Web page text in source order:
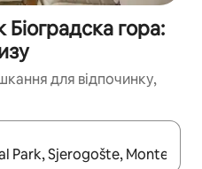
гора:
для відпочинку,
використовуйте для